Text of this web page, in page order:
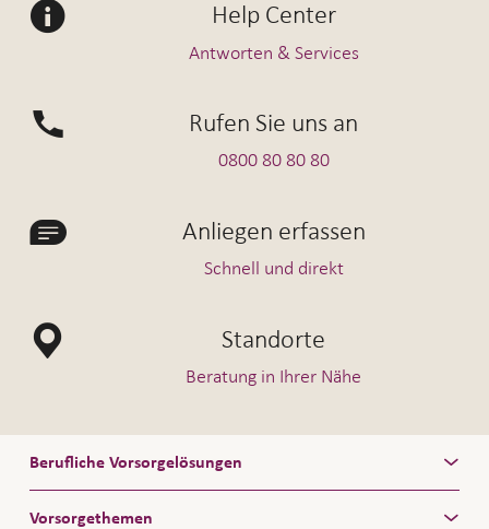
Help Center
Antworten & Services
Rufen Sie uns an
0800 80 80 80
Anliegen erfassen
Schnell und direkt
Standorte
Beratung in Ihrer Nähe
Berufliche Vorsorgelösungen
Vorsorgethemen